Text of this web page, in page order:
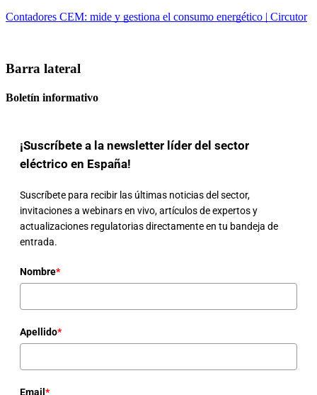
Contadores CEM: mide y gestiona el consumo energético | Circutor
Barra lateral
Boletín informativo
¡Suscríbete a la newsletter líder del sector
eléctrico en España!
Suscríbete para recibir las últimas noticias del sector,
invitaciones a webinars en vivo, artículos de expertos y
actualizaciones regulatorias directamente en tu bandeja de
entrada.
Nombre*
Apellido*
Email *